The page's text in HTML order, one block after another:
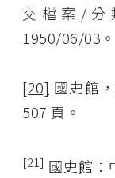
交檔案/分
1950/06/03。
[20] 國史館
507 頁。
[21] 國史館：